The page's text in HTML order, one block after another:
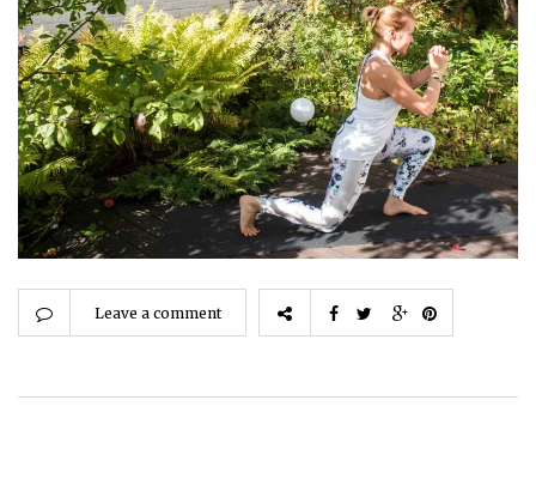
Leave a comment